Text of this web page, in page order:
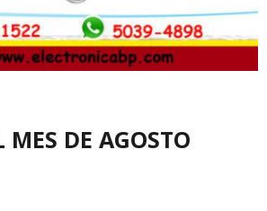
MES DE AGOSTO